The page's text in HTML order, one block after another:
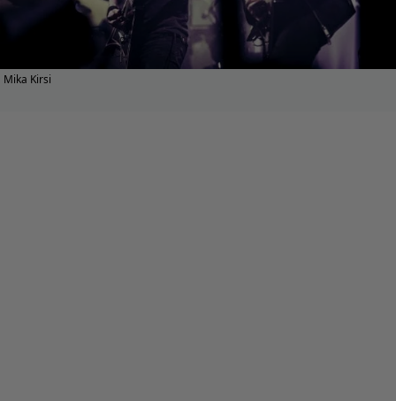
Mika Kirsi